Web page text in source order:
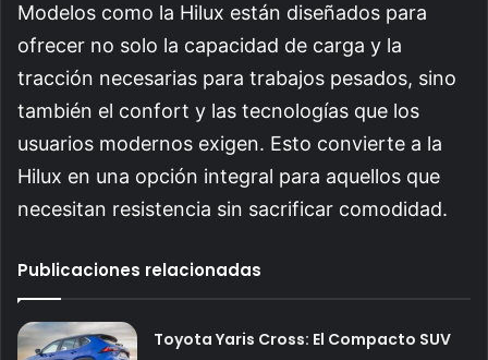
Modelos como la Hilux están diseñados para
ofrecer no solo la capacidad de carga y la
tracción necesarias para trabajos pesados, sino
también el confort y las tecnologías que los
usuarios modernos exigen. Esto convierte a la
Hilux en una opción integral para aquellos que
necesitan resistencia sin sacrificar comodidad.
Publicaciones relacionadas
Toyota Yaris Cross: El Compacto SUV